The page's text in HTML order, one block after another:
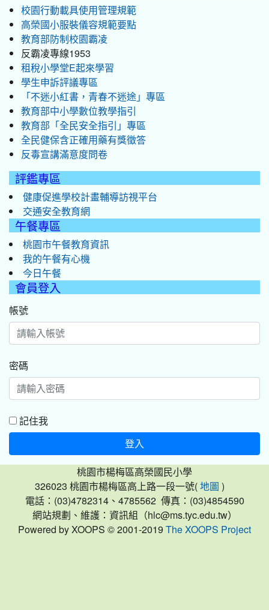
校園行動載具使用管理規範
高榮國小服裝儀容規範要點
教育部防制校園霸凌
反霸凌專線1953
租稅小學堂E起來學習
學生申訴評議專區
「不迷小紅書，青春不迷途」專區
教育部中小學數位教學指引
教育部「全民安全指引」專區
全民健保含正確用藥有獎徵答
反毒宣講滿意度問卷
評鑑專區
健康促進學校計畫輔導訪視平台
交通安全教育網
午餐專區
桃園市午餐教育資訊
我的午餐有心機
今日午餐
會員登入
帳號
密碼
記住我
登入
桃園市楊梅區高榮國民小學
326023 桃園市楊梅區高上路一段一號( 地圖 )
電話：(03)4782314、4785562 傳真：(03)4854590
網站規劃、維護：資訊組（hlc@ms.tyc.edu.tw）
Powered by XOOPS © 2001-2019 The XOOPS Project